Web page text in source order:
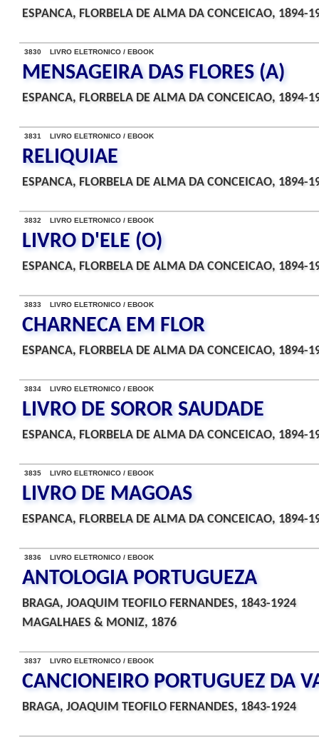
ESPANCA, FLORBELA DE ALMA DA CONCEICAO, 1894-
3830 LIVRO ELETRONICO / EBOOK
MENSAGEIRA DAS FLORES (A)
ESPANCA, FLORBELA DE ALMA DA CONCEICAO, 1894-
3831 LIVRO ELETRONICO / EBOOK
RELIQUIAE
ESPANCA, FLORBELA DE ALMA DA CONCEICAO, 1894-
3832 LIVRO ELETRONICO / EBOOK
LIVRO D'ELE (O)
ESPANCA, FLORBELA DE ALMA DA CONCEICAO, 1894-
3833 LIVRO ELETRONICO / EBOOK
CHARNECA EM FLOR
ESPANCA, FLORBELA DE ALMA DA CONCEICAO, 1894-
3834 LIVRO ELETRONICO / EBOOK
LIVRO DE SOROR SAUDADE
ESPANCA, FLORBELA DE ALMA DA CONCEICAO, 1894-
3835 LIVRO ELETRONICO / EBOOK
LIVRO DE MAGOAS
ESPANCA, FLORBELA DE ALMA DA CONCEICAO, 1894-
3836 LIVRO ELETRONICO / EBOOK
ANTOLOGIA PORTUGUEZA
BRAGA, JOAQUIM TEOFILO FERNANDES, 1843-1924
MAGALHAES & MONIZ, 1876
3837 LIVRO ELETRONICO / EBOOK
CANCIONEIRO PORTUGUEZ DA
BRAGA, JOAQUIM TEOFILO FERNANDES, 1843-1924